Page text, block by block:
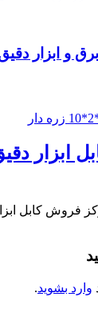
برق و ابزار
وارد بشوید.